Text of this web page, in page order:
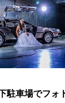
駐車場でフォ